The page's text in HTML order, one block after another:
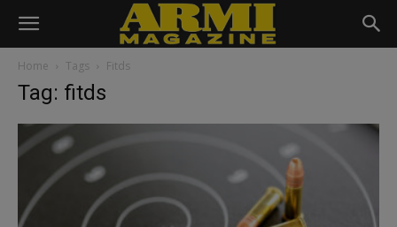
Home Tags Fitds
Tag: fitds